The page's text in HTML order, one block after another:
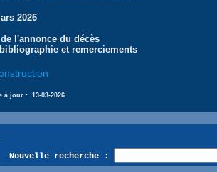
2026
l'annonce du décès
et remerciements
à jour : 13-03-2026
Nouvelle recherche :